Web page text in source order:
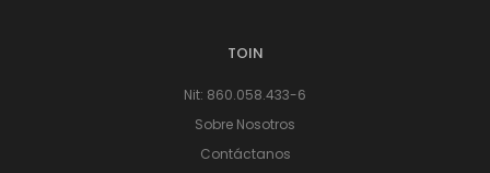
TOIN
Nit: 860.058.433-6
Sobre Nosotros
Contáctanos